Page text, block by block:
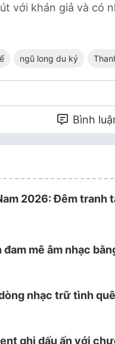
với khán giả và có
ngũ long du ký
Bình
2026: Đêm tranh
mê âm nhạc
nhạc trữ tình
ghi dấu ấn với